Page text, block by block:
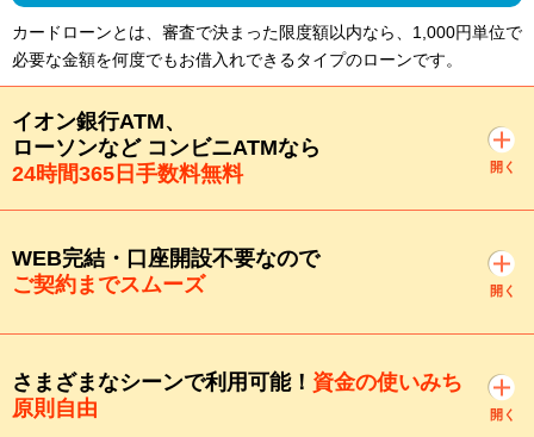
カードローンとは、審査で決まった限度額以内なら、1,000円単位で
必要な金額を何度でもお借入れできるタイプのローンです。
イオン銀行ATM、
ローソンなど コンビニATMなら
24時間365日手数料無料
開く
WEB完結・口座開設不要なので
ご契約までスムーズ
開く
さまざまなシーンで利用可能！ 資金の使いみち
原則自由
開く